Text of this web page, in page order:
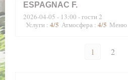
ESPAGNAC F
2026-04-05 - 13:00 - гости 2
Услуги : 4/5 Атмосфера : 4/5 Меню
1 2